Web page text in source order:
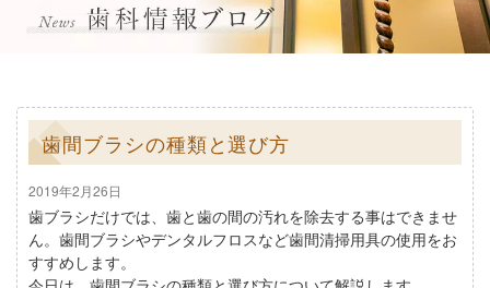
歯間ブラシの種類と選び方
2019年2月26日
歯ブラシだけでは、歯と歯の間の汚れを除去する事はできませ
ん。歯間ブラシやデンタルフロスなど歯間清掃用具の使用をお
すすめします。